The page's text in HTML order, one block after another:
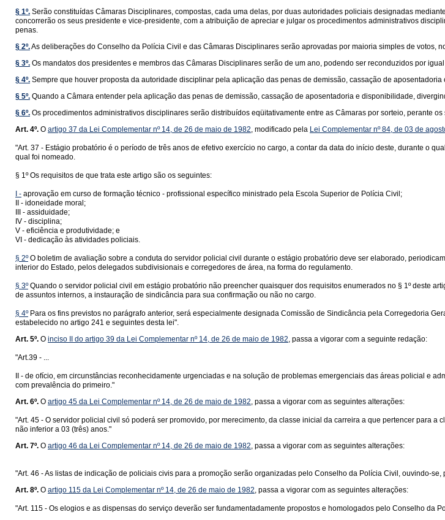
§ 1º. Serão constituídas Câmaras Disciplinares, compostas, cada uma delas, por duas autoridades policiais designadas
concorrerão os seus presidente e vice-presidente, com a atribuição de apreciar e julgar os procedimentos administrativos
penas.
§ 2º.As deliberações do Conselho da Polícia Civil e das Câmaras Disciplinares serão aprovadas por maioria simples de votos,
§ 3º. Os mandatos dos presidentes e membros das Câmaras Disciplinares serão de um ano, podendo ser reconduzidos por
§ 4º. Sempre que houver proposta da autoridade disciplinar pela aplicação das penas de demissão, cassação de
§ 5º. Quando a Câmara entender pela aplicação das penas de demissão, cassação de aposentadoria e disponibilidade,
§ 6º. Os procedimentos administrativos disciplinares serão distribuídos eqüitativamente entre as Câmaras por sorteio, perante
Art. 4º. O artigo 37 da Lei Complementar nº 14, de 26 de maio de 1982, modificado pela Lei Complementar nº 84, de 03 de
"Art. 37 - Estágio probatório é o período de três anos de efetivo exercício no cargo, a contar da data do início deste, durante o
qual foi nomeado.
§ 1º Os requisitos de que trata este artigo são os seguintes:
I - aprovação em curso de formação técnico - profissional específico ministrado pela Escola Superior de Polícia Civil;
II - idoneidade moral;
III - assiduidade;
IV - disciplina;
V - eficiência e produtividade; e
VI - dedicação às atividades policiais.
§ 2ºO boletim de avaliação sobre a conduta do servidor policial civil durante o estágio probatório deve ser elaborado,
interior do Estado, pelos delegados subdivisionais e corregedores de área, na forma do regulamento.
§ 3ºQuando o servidor policial civil em estágio probatório não preencher quaisquer dos requisitos enumerados no § 1º deste
de assuntos internos, a instauração de sindicância para sua confirmação ou não no cargo.
§ 4ºPara os fins previstos no parágrafo anterior, será especialmente designada Comissão de Sindicância pela Corregedoria
estabelecido no artigo 241 e seguintes desta lei".
Art. 5º. O inciso II do artigo 39 da Lei Complementar nº 14, de 26 de maio de 1982, passa a vigorar com a seguinte redação:
"Art.39 - ...
II - de ofício, em circunstâncias reconhecidamente urgenciadas e na solução de problemas emergenciais das áreas policial e
com prevalência do primeiro."
Art. 6º. O artigo 45 da Lei Complementar nº 14, de 26 de maio de 1982, passa a vigorar com as seguintes alterações:
"Art. 45 - O servidor policial civil só poderá ser promovido, por merecimento, da classe inicial da carreira a que pertencer para
não inferior a 03 (três) anos."
Art. 7º. O artigo 46 da Lei Complementar nº 14, de 26 de maio de 1982, passa a vigorar com as seguintes alterações:
"Art. 46 - As listas de indicação de policiais civis para a promoção serão organizadas pelo Conselho da Polícia Civil, ouvindo-
Art. 8º. O artigo 115 da Lei Complementar nº 14, de 26 de maio de 1982, passa a vigorar com as seguintes alterações:
"Art. 115 - Os elogios e as dispensas do serviço deverão ser fundamentadamente propostos e homologados pelo Conselho da